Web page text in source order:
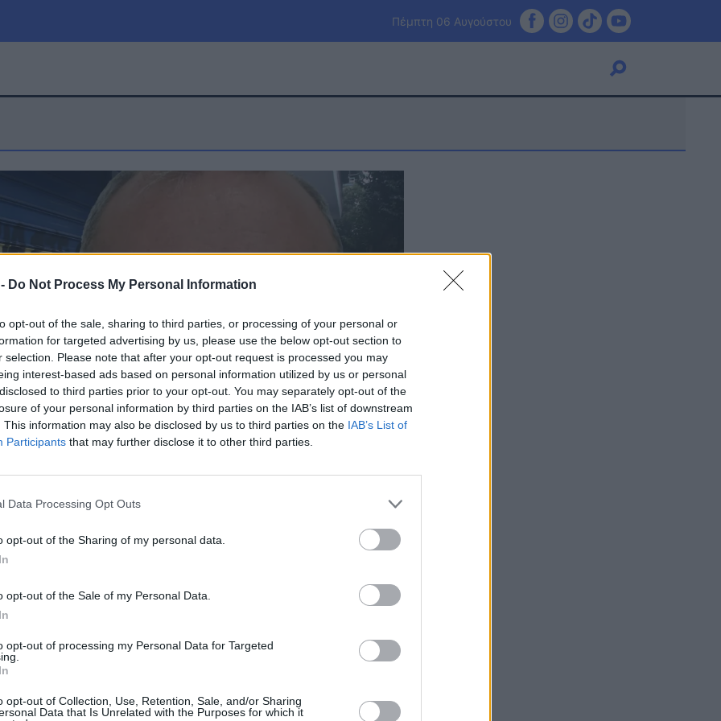
Do Not Process My Personal Information
opt-out of the sale, sharing to third parties, or processing of your personal or
for targeted advertising by us, please use the below opt-out section to
selection. Please note that after your opt-out request is processed you may
interest-based ads based on personal information utilized by us or personal
to third parties prior to your opt-out. You may separately opt-out of the
of your personal information by third parties on the IAB’s list of downstream
This information may also be disclosed by us to third parties on the IAB’s List of
Participants that may further disclose it to other third parties.
Data Processing Opt Outs
opt-out of the Sharing of my personal data.
opt-out of the Sale of my Personal Data.
opt-out of processing my Personal Data for Targeted
opt-out of Collection, Use, Retention, Sale, and/or Sharing
Data that Is Unrelated with the Purposes for which it
Πέμπτη 06 Αυγούστου
Αθλητικά
Καιρός
Πίστη
λέει η πρώην σύζυγος του
επικοινωνία μαζί του» λέει η πρώην
κατηγορούμενος για την υπόθεση